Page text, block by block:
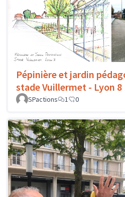
Pépinière et jardin
stade Vuillermet - Lyon 8
SPactions
1 0